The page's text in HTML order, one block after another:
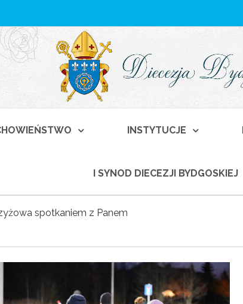
INSTYTUCJE
I SYNOD DIECEZJI BYDGOSKIEJ
spotkaniem z Panem